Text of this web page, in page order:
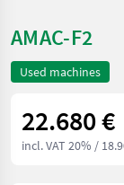
AMAC-F2
Used machines
22.680 €
incl. VAT 20% /